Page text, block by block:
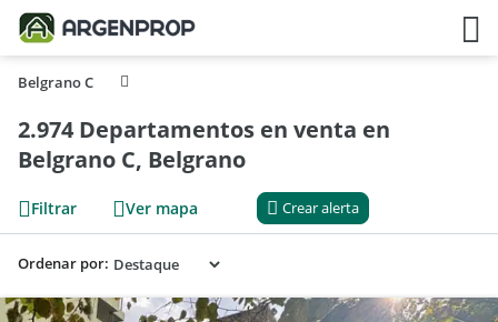
Belgrano C
2.974 Departamentos en venta en
Belgrano C, Belgrano
Filtrar Ver mapa Crear alerta
Ordenar por: